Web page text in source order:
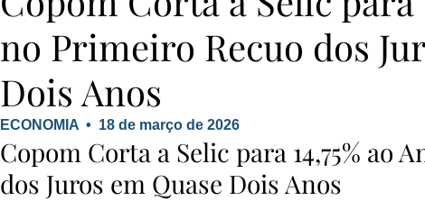
no Primeiro Recuo dos
Dois Anos
ECONOMIA  •  18 de março de 2026
Copom Corta a Selic para 14,75% ao
dos Juros em Quase Dois Anos